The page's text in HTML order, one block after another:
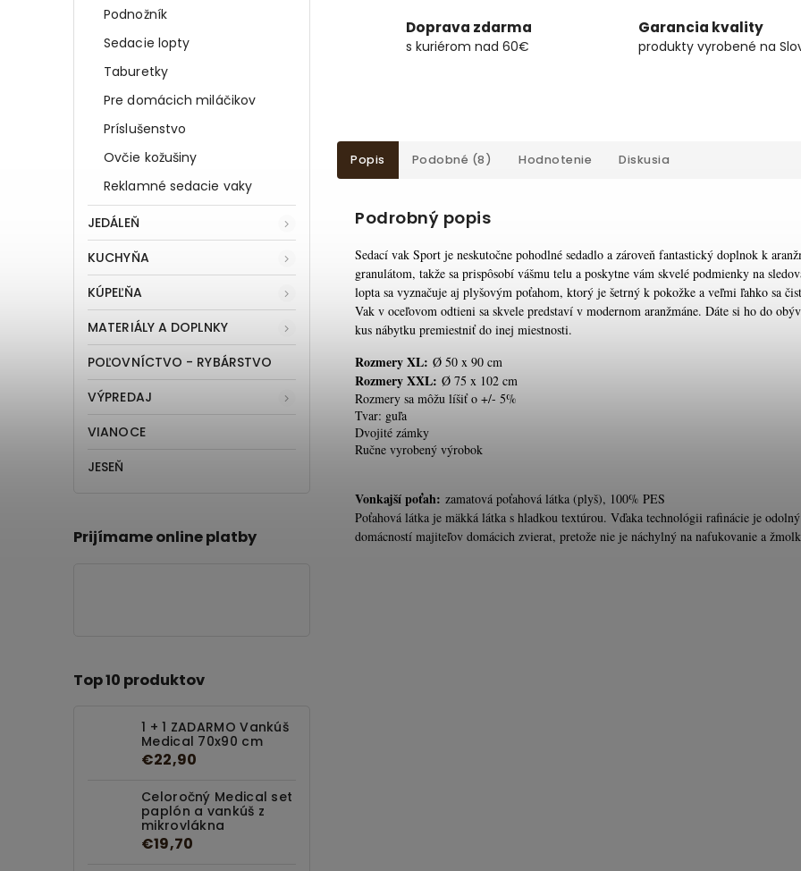
Podnožník
Sedacie lopty
Taburetky
Pre domácich miláčikov
Príslušenstvo
Ovčie kožušiny
Reklamné sedacie vaky
JEDÁLEŇ
KUCHYŇA
KÚPEĽŇA
MATERIÁLY A DOPLNKY
POĽOVNÍCTVO - RYBÁRSTVO
VÝPREDAJ
VIANOCE
JESEŇ
Prijímame online platby
Top 10 produktov
1 + 1 ZADARMO Vankúš
Medical 70x90 cm
€22,90
Celoročný Medical set
paplón a vankúš z
mikrovlákna
€19,70
Doprava zdarma
s kuriérom nad 60€
Garancia kvality
produkty vyrobené na
Popis Podobné (8) Hodnotenie Diskusia
Podrobný popis
Sedací vak Sport je neskutočne pohodlné sedadlo a zároveň fantastický doplnok k
granulátom, takže sa prispôsobí vášmu telu a poskytne vám skvelé podmienky na
lopta sa vyznačuje aj plyšovým poťahom, ktorý je šetrný k pokožke a veľmi ľahko sa
Vak v oceľovom odtieni sa skvele predstaví v modernom aranžmáne. Dáte si ho do
kus nábytku premiestniť do inej miestnosti.
Rozmery XL: Ø 50 x 90 cm
Rozmery XXL: Ø 75 x 102 cm
Rozmery sa môžu líšiť o +/- 5%
Tvar: guľa
Dvojité zámky
Ručne vyrobený výrobok
Vonkajší poťah: zamatová poťahová látka (plyš), 100% PES
Poťahová látka je mäkká látka s hladkou textúrou. Vďaka technológii rafinácie je
domácností majiteľov domácich zvierat, pretože nie je náchylný na nafukovanie a